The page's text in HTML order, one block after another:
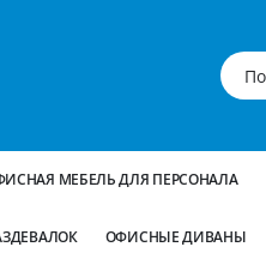
МЕБЕЛЬ ДЛЯ ПЕРСОНАЛА
ОФИСНЫЕ ДИВАНЫ